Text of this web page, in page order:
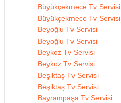
Büyükçekmece Tv Servisi
Büyükçekmece Tv Servisi
Beyoğlu Tv Servisi
Beyoğlu Tv Servisi
Beykoz Tv Servisi
Beykoz Tv Servisi
Beşiktaş Tv Servisi
Beşiktaş Tv Servisi
Bayrampaşa Tv Servisi